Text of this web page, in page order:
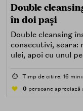
Double
în doi pași
Double cleansing
consecutivi, seara:
ulei, apoi cu unul
poluare. Al doilea
⏱️ Timp de citire: 16
0 persoane